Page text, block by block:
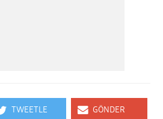
TWEETLE GÖNDER